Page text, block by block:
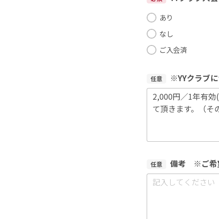
あり
なし
ご入会済
任意 ※YYクラブ
任意 備考 ※ご希